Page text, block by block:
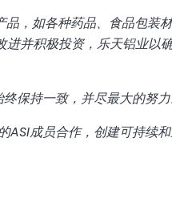
品，如各种药品、食品包装
进并积极投资，乐天铝业以
保持一致，并尽最大的努
ASI成员合作，创建可持续和